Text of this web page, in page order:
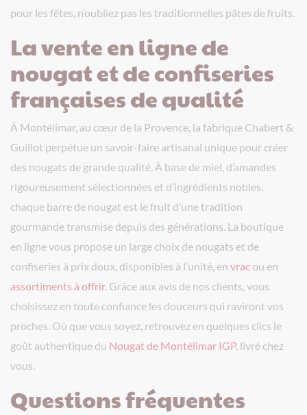
pour les fêtes, n’oubliez pas les traditionnelles pâtes de fruits.
La vente en ligne de
nougat et de confiseries
françaises de qualité
À Montélimar, au cœur de la Provence, la fabrique Chabert &
Guillot perpétue un savoir-faire artisanal unique pour créer
des nougats de grande qualité. À base de miel, d’amandes
rigoureusement sélectionnées et d’ingrédients nobles,
chaque barre de nougat est le fruit d’une tradition
gourmande transmise depuis des générations. La boutique
en ligne vous propose un large choix de nougats et de
confiseries à prix doux, disponibles à l’unité, en vrac ou en
assortiments à offrir. Grâce aux avis de nos clients, vous
choisissez en toute confiance les douceurs qui raviront vos
proches. Où que vous soyez, retrouvez en quelques clics le
goût authentique du Nougat de Montélimar IGP, livré chez
vous.
Questions fréquentes